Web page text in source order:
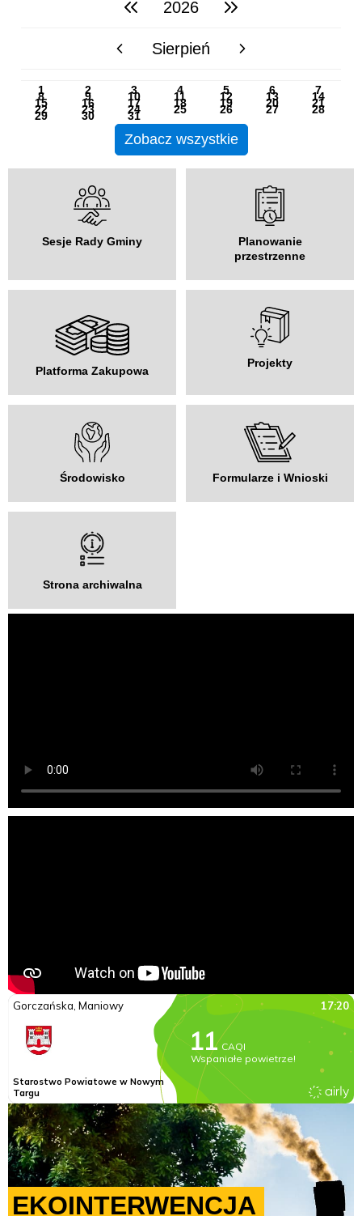
poprzedni rok2026 następny rok
poprzedni miesiącSierpień następny miesiąc
1 2 3 4 5 6 7
8 9 10 11 12 13 14
15 16 17 18 19 20 21
22 23 24 25 26 27 28
29 30 31
Zobacz wszystkie
Sesje Rady Gminy
Planowanie
przestrzenne
Platforma Zakupowa
Projekty
Środowisko Formularze i Wnioski
Strona archiwalna